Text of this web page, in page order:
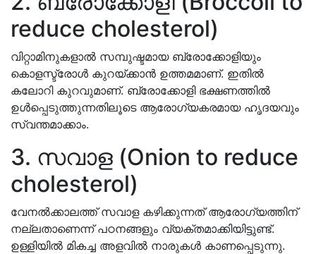
reduce cholesterol)
വിറ്റാമിനുകളാൽ സമ്പുഷ്ടമായ ബ്രോക്കോളിയും
കൊളസ്ട്രോൾ കുറയ്ക്കാൻ ഉത്തമമാണ്. ഇതിൽ
കലോറി കുറവുമാണ്. ബ്രോക്കോളി ഭക്ഷണത്തിൽ
ഉൾപ്പെടുത്തുന്നതിലൂടെ ആരോഗ്യകരമായ ഹൃദയവും
സ്വന്തമാക്കാം.
3. സവാള (Onion to reduce
cholesterol)
വേനൽക്കാലത്ത് സവാള കഴിക്കുന്നത് ആരോഗ്യത്തിന്
നല്ലതാണെന്ന് പഠനങ്ങളും വ്യക്തമാക്കിയിട്ടുണ്ട്.
ഉള്ളിയിൽ മികച്ച അളവിൽ നാരുകൾ കാണപ്പെടുന്നു.